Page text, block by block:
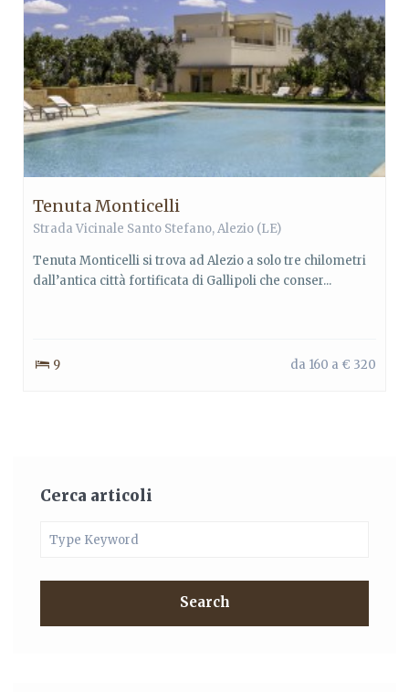
Tenuta Monticelli
Strada Vicinale Santo Stefano, Alezio (LE)
Tenuta Monticelli si trova ad Alezio a solo tre chilometri
dall’antica città fortificata di Gallipoli che conser...
9 da 160 a € 320
Cerca articoli
Search